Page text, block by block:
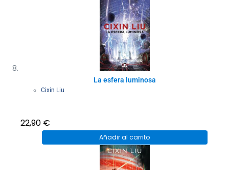
La esfera luminosa
Cixin Liu
22,90 €
Añadir al carrito